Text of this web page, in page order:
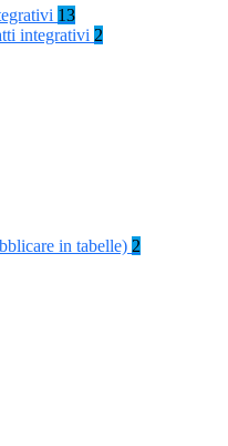
13
integrativi 2
in tabelle) 2